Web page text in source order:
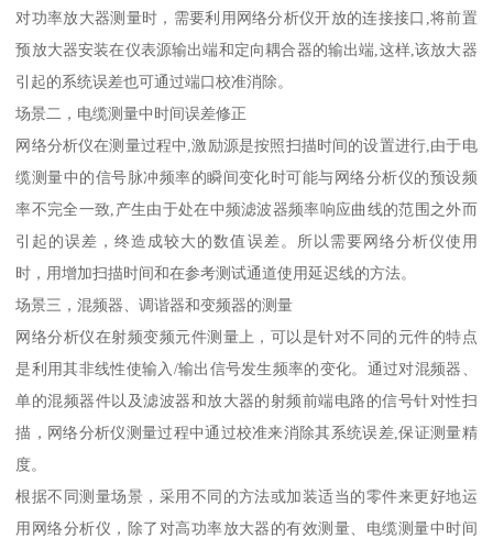
对功率放大器测量时，需要利用网络分析仪开放的连接接口,将前置
预放大器安装在仪表源输出端和定向耦合器的输出端,这样,该放大器
引起的系统误差也可通过端口校准消除。
场景二，电缆测量中时间误差修正
网络分析仪在测量过程中,激励源是按照扫描时间的设置进行,由于电
缆测量中的信号脉冲频率的瞬间变化时可能与网络分析仪的预设频
率不完全一致,产生由于处在中频滤波器频率响应曲线的范围之外而
引起的误差，终造成较大的数值误差。所以需要网络分析仪使用
时，用增加扫描时间和在参考测试通道使用延迟线的方法。
场景三，混频器、调谐器和变频器的测量
网络分析仪在射频变频元件测量上，可以是针对不同的元件的特点
是利用其非线性使输入/输出信号发生频率的变化。通过对混频器、
单的混频器件以及滤波器和放大器的射频前端电路的信号针对性扫
描，网络分析仪测量过程中通过校准来消除其系统误差,保证测量精
度。
根据不同测量场景，采用不同的方法或加装适当的零件来更好地运
用网络分析仪，除了对高功率放大器的有效测量、电缆测量中时间